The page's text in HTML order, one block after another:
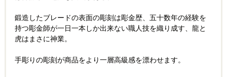
鍛造したブレードの表面の彫刻は彫金歴、五十数年の経験を
持つ彫金師が一日一本しか出来ない職人技を織り成す、龍と
虎はまさに神業。
手彫りの彫刻が商品をより一層高級感を漂わせます。